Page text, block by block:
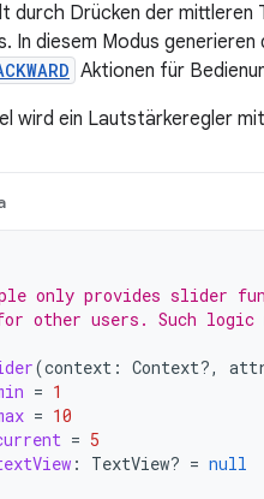
durch Drücken der mittleren
In diesem Modus
Aktionen für
wird ein Lautstärkeregler
only provides slider
other users. Such logic
(context : Context?,
= 1
= 10
= 5
: TextView? = null